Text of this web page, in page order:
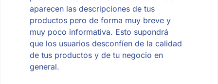
aparecen las descripciones de tus
productos pero de forma muy breve y
muy poco informativa. Esto supondrá
que los usuarios desconfíen de la calidad
de tus productos y de tu negocio en
general.